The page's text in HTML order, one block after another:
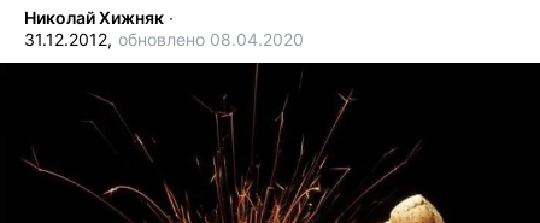
Николай Хижняк ∙
31.12.2012, обновлено 08.04.2020